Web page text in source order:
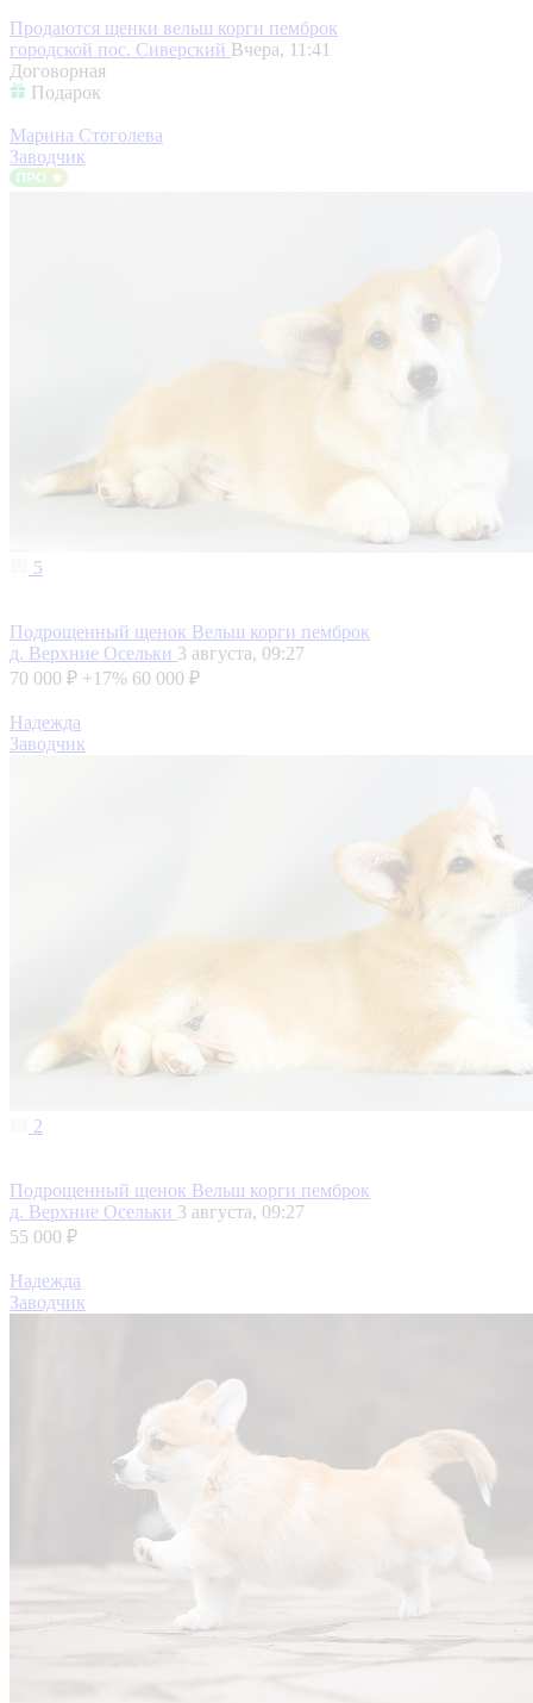
Продаются щенки вельш корги пемброк
городской пос. Сиверский Вчера, 11:41
Договорная
Подарок
Марина Стоголева
Заводчик
5
Подрощенный щенок Вельш корги пемброк
д. Верхние Осельки 3 августа, 09:27
70 000 ₽ +17% 60 000 ₽
Надежда
Заводчик
2
Подрощенный щенок Вельш корги пемброк
д. Верхние Осельки 3 августа, 09:27
55 000 ₽
Надежда
Заводчик